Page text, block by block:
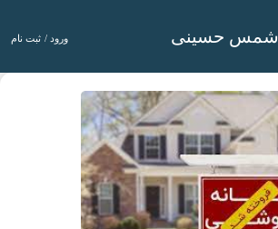
ورود / ثبت نام شمس حسینی